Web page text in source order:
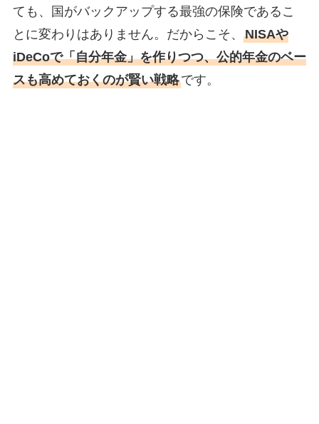
ても、国がバックアップする最強の保険であるこ
とに変わりはありません。だからこそ、 NISAや
iDeCoで「自分年金」を作りつつ、公的年金のベー
スも高めておくのが賢い戦略です。